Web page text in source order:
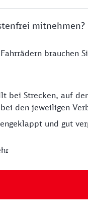
mitnehmen?
brauchen
bei Strecken, auf
den jeweiligen
und gut